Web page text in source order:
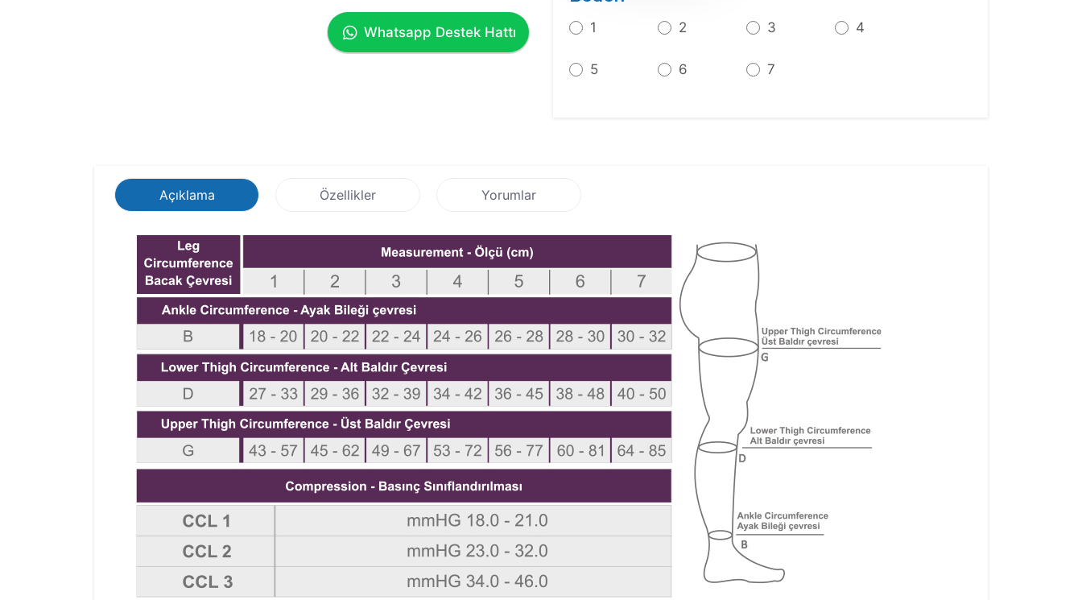
Whatsapp Destek Hattı 1 2 3 4
5 6 7
Açıklama Özellikler Yorumlar